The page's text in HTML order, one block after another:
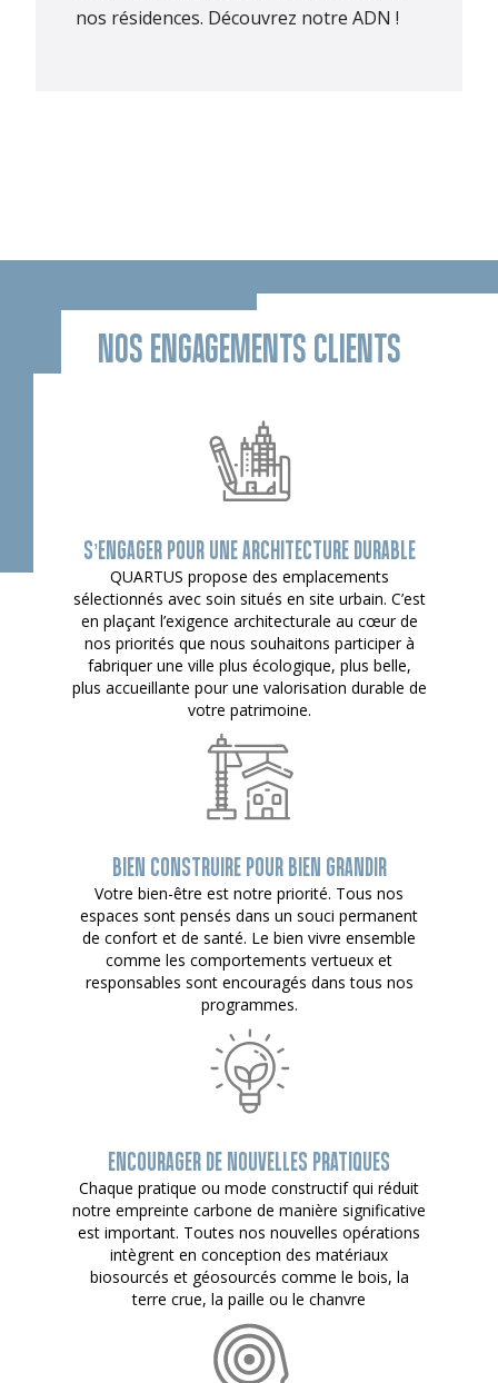
nos résidences. Découvrez notre ADN !
NOS ENGAGEMENTS CLIENTS
S’ENGAGER POUR UNE ARCHITECTURE DURABLE
QUARTUS propose des emplacements
sélectionnés avec soin situés en site urbain. C’est
en plaçant l’exigence architecturale au cœur de
nos priorités que nous souhaitons participer à
fabriquer une ville plus écologique, plus belle,
plus accueillante pour une valorisation durable de
votre patrimoine.
BIEN CONSTRUIRE POUR BIEN GRANDIR
Votre bien-être est notre priorité. Tous nos
espaces sont pensés dans un souci permanent
de confort et de santé. Le bien vivre ensemble
comme les comportements vertueux et
responsables sont encouragés dans tous nos
programmes.
ENCOURAGER DE NOUVELLES PRATIQUES
Chaque pratique ou mode constructif qui réduit
notre empreinte carbone de manière significative
est important. Toutes nos nouvelles opérations
intègrent en conception des matériaux
biosourcés et géosourcés comme le bois, la
terre crue, la paille ou le chanvre